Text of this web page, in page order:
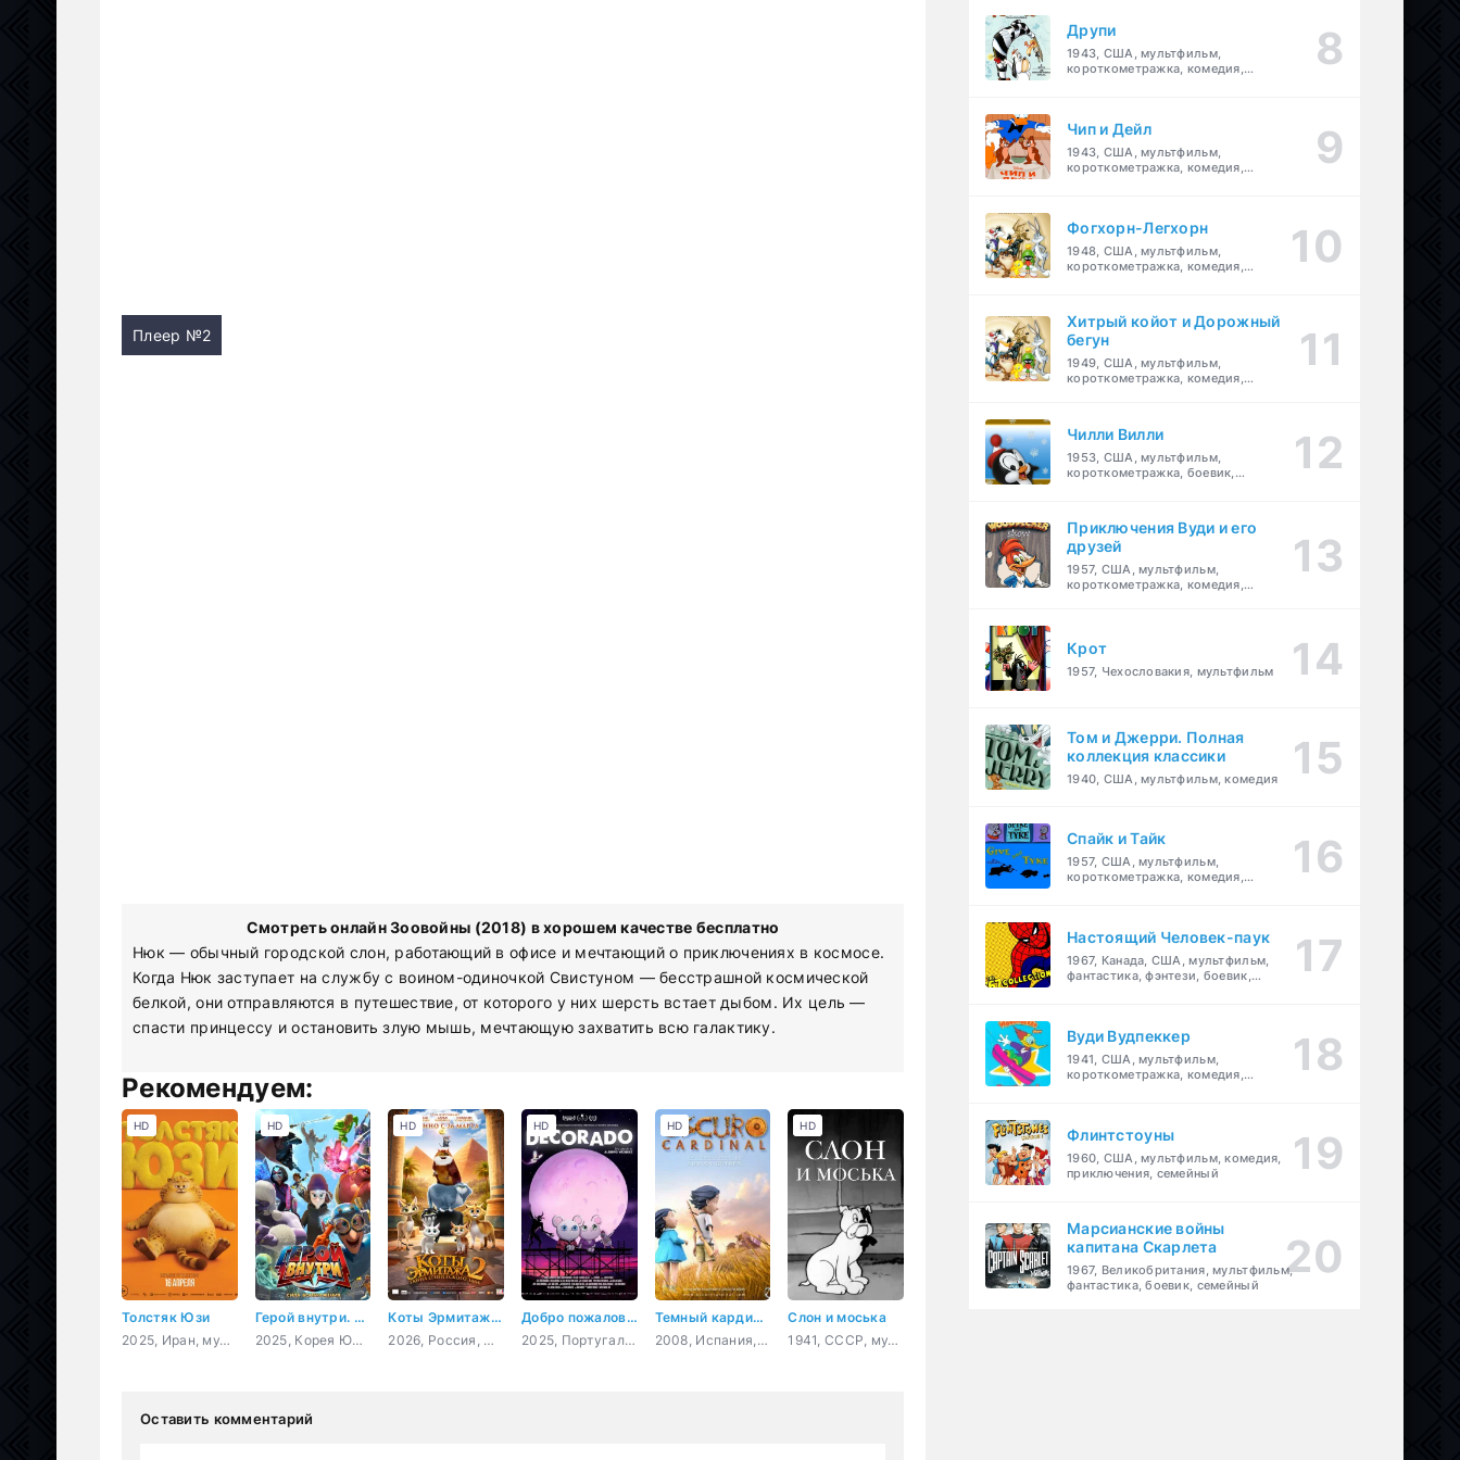
Плеер №2
Смотреть онлайн Зоовойны (2018) в хорошем качестве бесплатно
Нюк — обычный городской слон, работающий в офисе и мечтающий о приключениях в космосе.
Когда Нюк заступает на службу с воином-одиночкой Свистуном — бесстрашной космической
белкой, они отправляются в путешествие, от которого у них шерсть встает дыбом. Их цель —
спасти принцессу и остановить злую мышь, мечтающую захватить всю галактику.
Рекомендуем:
Толстяк Юзи
2025, Иран, мультфильм, приключения, комедия
HD
Герой внутри. Сила воображения
2025, Корея Южная, Китай, мультфильм, боевик, фантастика
HD
Коты Эрмитажа 2. Тайна египетского зала
2026, Россия, мультфильм, семейный, приключения
HD
Добро пожаловать в Декорадо
2025, Португалия, Испания, мультфильм, ужасы, фэнтези, комедия
HD
Темный кардинал
2008, Испания, мультфильм, короткометражка
HD
Слон и моська
1941, СССР, мультфильм, короткометражка
HD
Оставить комментарий
Друпи
1943, США, мультфильм,
короткометражка, комедия,
Чип и Дейл
1943, США, мультфильм,
короткометражка, комедия,
Фогхорн-Легхорн
1948, США, мультфильм,
короткометражка, комедия,
Хитрый койот и Дорожный
бегун
1949, США, мультфильм,
короткометражка, комедия,
Чилли Вилли
1953, США, мультфильм,
короткометражка, боевик,
Приключения Вуди и его
друзей
1957, США, мультфильм,
короткометражка, комедия,
Крот
1957, Чехословакия, мультфильм
Том и Джерри. Полная
коллекция классики
1940, США, мультфильм, комедия
Спайк и Тайк
1957, США, мультфильм,
короткометражка, комедия,
Настоящий Человек-паук
1967, Канада, США, мультфильм,
фантастика, фэнтези, боевик,
Вуди Вудпеккер
1941, США, мультфильм,
короткометражка, комедия,
Флинтстоуны
1960, США, мультфильм, комедия,
приключения, семейный
Марсианские войны
капитана Скарлета
1967, Великобритания, мультфильм,
фантастика, боевик, семейный